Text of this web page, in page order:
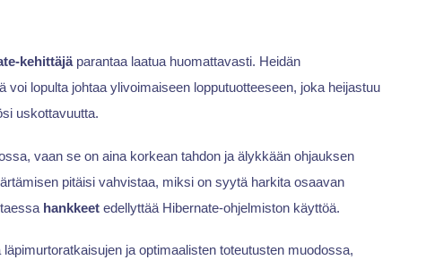
kehittäjä parantaa laatua huomattavasti. Heidän
lopulta johtaa ylivoimaiseen lopputuotteeseen, joka heijastuu
uskottavuutta.
vaan se on aina korkean tahdon ja älykkään ohjauksen
pitäisi vahvistaa, miksi on syytä harkita osaavan
hankkeet edellyttää Hibernate-ohjelmiston käyttöä.
ja optimaalisten toteutusten muodossa,